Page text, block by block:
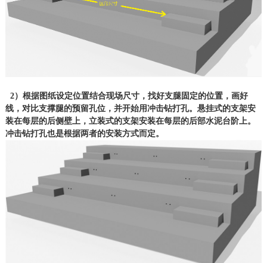
2）根据图纸设定位置结合现场尺寸，找好支腿固定的位置，画好
线，对比支撑腿的预留孔位，并开始用冲击钻打孔。悬挂式的支架安
装在每层的后侧壁上，立装式的支架安装在每层的后部水泥台阶上。
冲击钻打孔也是根据两者的安装方式而定。